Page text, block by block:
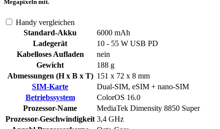
Megapixeln mit.
Handy vergleichen
Standard-Akku
6000 mAh
Ladegerät
10 - 55 W USB PD
Kabelloses Aufladen
nein
Gewicht
188 g
Abmessungen (H x B x T) 151 x 72 x 8 mm
SIM-Karte
Dual-SIM, eSIM + nano-SIM
Betriebssystem
ColorOS 16.0
Prozessor-Name
MediaTek Dimensity 8850 Super
Prozessor-Geschwindigkeit 3,4 GHz